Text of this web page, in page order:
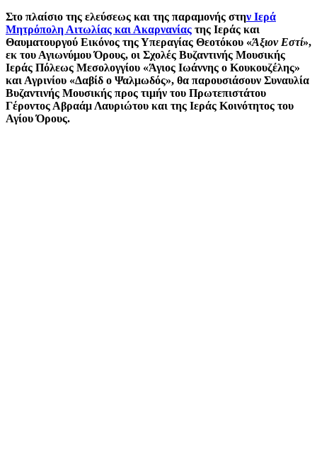
Στο πλαίσιο της ελεύσεως και της παραμονής στην Ιερά
Μητρόπολη Αιτωλίας και Ακαρνανίας της Ιεράς και
Θαυματουργού Εικόνος της Υπεραγίας Θεοτόκου «Άξιον Εστί»,
εκ του Αγιωνύμου Όρους, οι Σχολές Βυζαντινής Μουσικής
Ιεράς Πόλεως Μεσολογγίου «Άγιος Ιωάννης ο Κουκουζέλης»
και Αγρινίου «Δαβίδ ο Ψαλμωδός», θα παρουσιάσουν Συναυλία
Βυζαντινής Μουσικής προς τιμήν του Πρωτεπιστάτου
Γέροντος Αβραάμ Λαυριώτου και της Ιεράς Κοινότητος του
Αγίου Όρους.